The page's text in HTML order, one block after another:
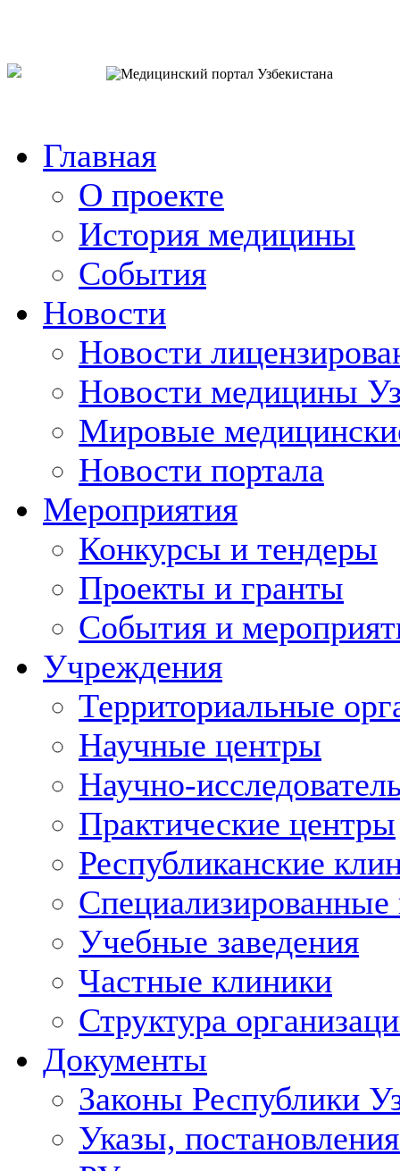
Главная
О проекте
История медицины
События
Новости
Новости
Новости медицины
Мировые
Новости портала
Мероприятия
Конкурсы и тендеры
Проекты и гранты
События и
Учреждения
Территориальные
Научные центры
Научно-
Практические центры
Республиканские
Учебные заведения
Частные клиники
Структура
Документы
Законы Республики
Указы,